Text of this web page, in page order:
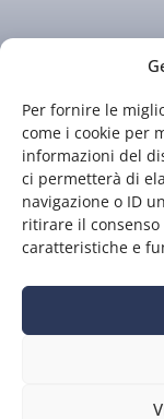
Per fornire le
come i cookie per
informazioni del
ci permetterà di
navigazione o ID
ritirare il
caratteristiche e
Chi
Guida
P.Iva